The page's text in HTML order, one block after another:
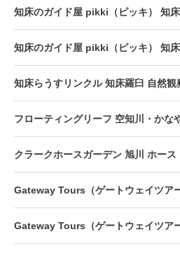
知床のガイド屋 pikki（ピッキ） 知
知床のガイド屋 pikki（ピッキ） 知
知床らうすリンクル 知床羅臼 自然観
フローティングリーフ 空知川・かな
クラークホースガーデン 旭川 ホース
Gateway Tours（ゲートウェイツア
Gateway Tours（ゲートウェイツア